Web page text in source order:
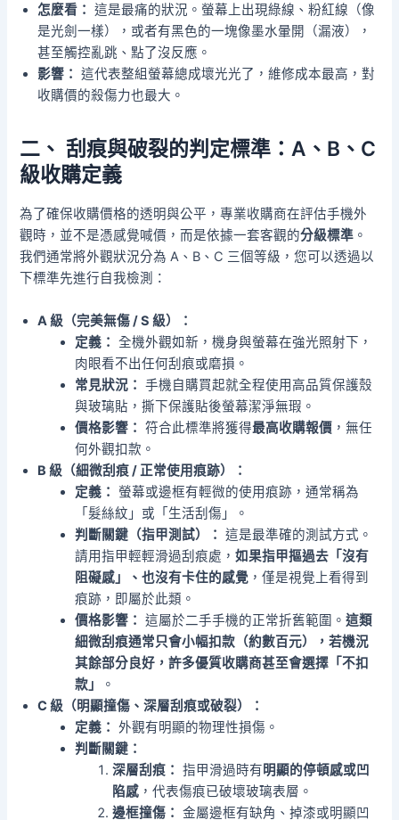
怎麼看： 這是最痛的狀況。螢幕上出現綠線、粉紅線（像
是光劍一樣），或者有黑色的一塊像墨水暈開（漏液），
甚至觸控亂跳、點了沒反應。
影響： 這代表整組螢幕總成壞光光了，維修成本最高，對
收購價的殺傷力也最大。
二、 刮痕與破裂的判定標準：A、B、C
級收購定義
為了確保收購價格的透明與公平，專業收購商在評估手機外
觀時，並不是憑感覺喊價，而是依據一套客觀的分級標準 。
我們通常將外觀狀況分為 A、B、C 三個等級，您可以透過以
下標準先進行自我檢測：
A 級（完美無傷 / S 級）：
定義： 全機外觀如新，機身與螢幕在強光照射下，
肉眼看不出任何刮痕或磨損。
常見狀況： 手機自購買起就全程使用高品質保護殼
與玻璃貼，撕下保護貼後螢幕潔淨無瑕。
價格影響： 符合此標準將獲得最高收購報價 ，無任
何外觀扣款。
B 級（細微刮痕 / 正常使用痕跡）：
定義：
螢幕或邊框有輕微的使用痕跡，通常稱為
「髮絲紋」或「生活刮傷」。
判斷關鍵（指甲測試）： 這是最準確的測試方式。
請用指甲輕輕滑過刮痕處，如果指甲摳過去「沒有
阻礙感」、也沒有卡住的感覺 ，僅是視覺上看得到
痕跡，即屬於此類。
價格影響： 這屬於二手手機的正常折舊範圍。這類
細微刮痕通常只會小幅扣款（約數百元），若機況
其餘部分良好，許多優質收購商甚至會選擇「不扣
款」
。
C 級（明顯撞傷、深層刮痕或破裂）：
定義： 外觀有明顯的物理性損傷。
判斷關鍵：
深層刮痕： 指甲滑過時有明顯的停頓感或凹
陷感 ，代表傷痕已破壞玻璃表層。
邊框撞傷： 金屬邊框有缺角、掉漆或明顯凹